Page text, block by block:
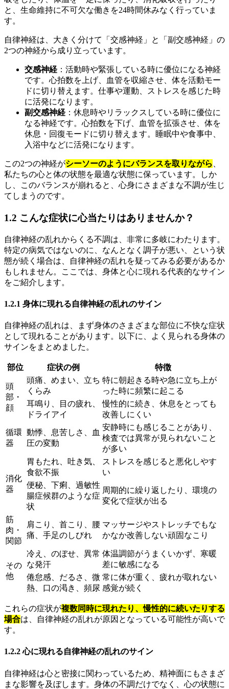
と、生命維持に不可欠な働きを24時間休みなく行っていま
す。
自律神経は、大きく分けて「交感神経」と「副交感神経」の
2つの神経から成り立っています。
交感神経 ：活動時や緊張している時に優位になる神経
です。心拍数を上げ、血管を収縮させ、体を活動モー
ドに切り替えます。仕事や運動、ストレスを感じた時
に活発になります。
副交感神経 ：休息時やリラックスしている時に優位に
なる神経です。心拍数を下げ、血管を拡張させ、体を
休息・回復モードに切り替えます。睡眠中や食事中、
入浴中などに活発になります。
この2つの神経がシーソーのようにバランスを取りながら
私たちの心と体の状態を最適な状態に保っています。しか
し、このバランスが崩れると、心身にさまざまな不調が生じ
てしまうのです。
1.2 こんな症状に心当たりはありませんか？
自律神経の乱れからくる不調は、非常に多岐にわたります。
特定の病気ではないのに、なんとなく調子が悪い、という状
態が続く場合は、自律神経の乱れを疑ってみる必要があるか
もしれません。ここでは、身体と心に現れる代表的なサイン
をご紹介します。
1.2.1 身体に現れる自律神経の乱れのサイン
自律神経の乱れは、まず身体のさまざまな部位に不快な症状
として現れることがあります。以下に、よく見られる身体の
サインをまとめました。
部位 症状の例 特徴
頭
部・
顔
頭痛、めまい、立ち
くらみ
特に朝起きる時や急に立ち上が
った時に頻繁に起こる
耳鳴り、目の疲れ、
ドライアイ
慢性的に続き、休息をとっても
改善しにくい
循環
器
動悸、息苦しさ、血
圧の変動
安静時にも感じることがあり、
検査では異常が見られないこと
が多い
消化
器
胃もたれ、吐き気、
食欲不振
ストレスを感じると悪化しやす
い
便秘、下痢、過敏性
腸症候群のような症
状
周期的に繰り返したり、環境の
変化で症状が出る
筋
肉・
関節
肩こり、首こり、腰
痛、手足のしびれ
マッサージやストレッチでもな
かなか改善しない頑固なこり
その
他
冷え、のぼせ、異常
な発汗
体温調節がうまくいかず、寒暖
差に敏感になる
倦怠感、だるさ、微
熱、口の渇き、頻尿
常に体が重く、疲れが取れない
感覚が続く
これらの症状が複数同時に現れたり、慢性的に続いたりする
場合は、自律神経の乱れが原因となっている可能性が高いで
す。
1.2.2 心に現れる自律神経の乱れのサイン
自律神経は心と密接に関わっているため、精神面にもさまざ
まな影響を及ぼします。身体の不調だけでなく、心の状態に